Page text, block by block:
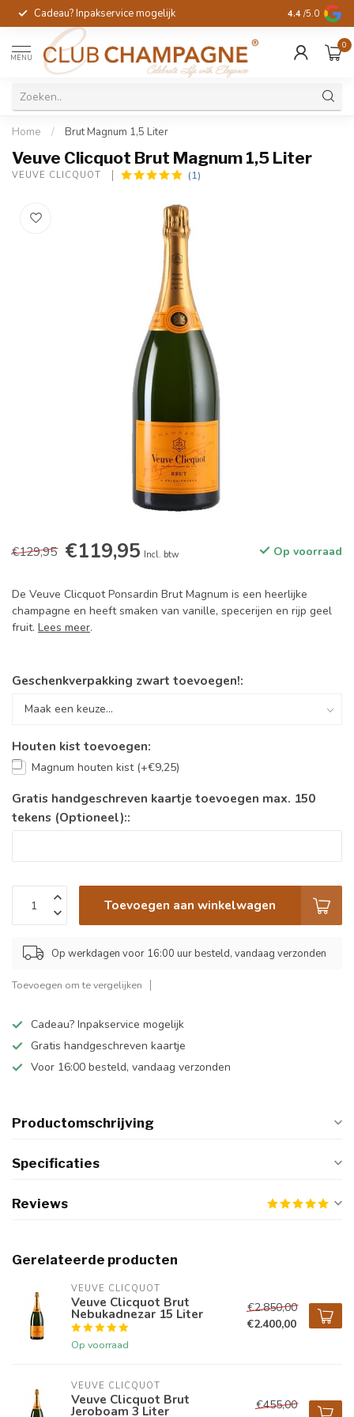
Cadeau? Inpakservice mogelijk Gratis
4.4 /5.0
MENU
0
Home / Brut Magnum 1,5 Liter
Veuve Clicquot Brut Magnum 1,5 Liter
VEUVE CLICQUOT (1)
€129,95 €119,95 Incl. btw Op voorraad
De Veuve Clicquot Ponsardin Brut Magnum is een heerlijke
champagne en heeft smaken van vanille, specerijen en rijp geel
fruit. Lees meer.
Geschenkverpakking zwart toevoegen!:
Houten kist toevoegen:
Magnum houten kist (+€9,25)
Gratis handgeschreven kaartje toevoegen max. 150
tekens (Optioneel)::
Toevoegen aan winkelwagen
Op werkdagen voor 16:00 uur besteld, vandaag verzonden
Toevoegen om te vergelijken
Cadeau? Inpakservice mogelijk
Gratis handgeschreven kaartje
Voor 16:00 besteld, vandaag verzonden
Productomschrijving
Specificaties
Reviews
Gerelateerde producten
VEUVE CLICQUOT
Veuve Clicquot Brut
Nebukadnezar 15 Liter
Op voorraad
€2.850,00
€2.400,00
VEUVE CLICQUOT
Veuve Clicquot Brut
Jeroboam 3 Liter
€455,00